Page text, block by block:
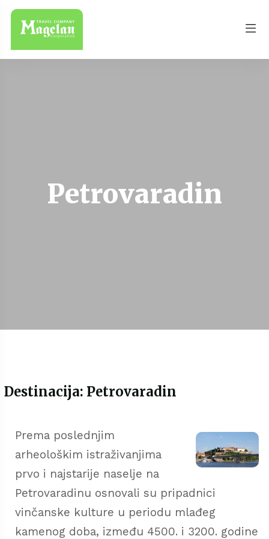
Petrovaradin
Destinacija: Petrovaradin
Prema poslednjim
arheološkim istraživanjima
prvo i najstarije naselje na
Petrovaradinu osnovali su pripadnici
vinčanske kulture u periodu mlađeg
kamenog doba, između 4500. i 3200. godine